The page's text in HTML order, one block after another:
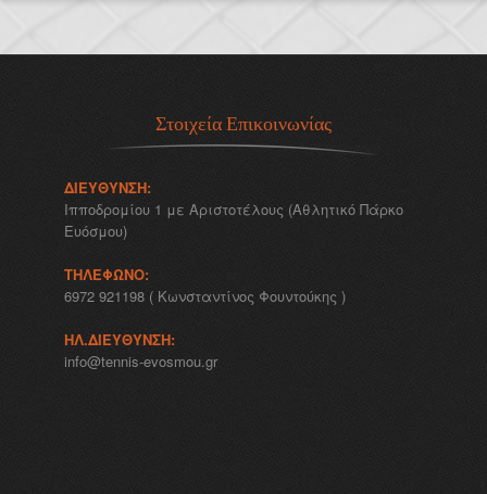
Στοιχεία Επικοινωνίας
ΔΙΕΎΘΥΝΣΗ:
Ιπποδρομίου 1 με Αριστοτέλους (Αθλητικό Πάρκο
Ευόσμου)
ΤΗΛΈΦΩΝΟ:
6972 921198 ( Κωνσταντίνος Φουντούκης )
ΗΛ.ΔΙΕΎΘΥΝΣΗ:
info@tennis-evosmou.gr